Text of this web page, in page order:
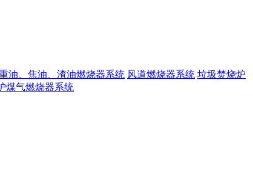
油、焦油、渣油燃烧器系统 风道燃烧器系统 垃圾焚烧炉
煤气燃烧器系统